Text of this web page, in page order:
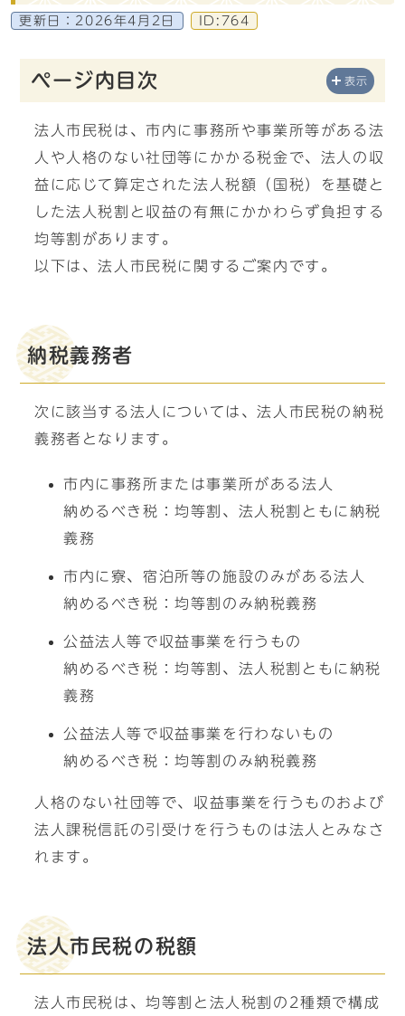
更新日： 2026年4月2日 ID:764
ページ内目次 表示
法人市民税は、市内に事務所や事業所等がある法
人や人格のない社団等にかかる税金で、法人の収
益に応じて算定された法人税額（国税）を基礎と
した法人税割と収益の有無にかかわらず負担する
均等割があります。
以下は、法人市民税に関するご案内です。
納税義務者
次に該当する法人については、法人市民税の納税
義務者となります。
市内に事務所または事業所がある法人
納めるべき税：均等割、法人税割ともに納税
義務
市内に寮、宿泊所等の施設のみがある法人
納めるべき税：均等割のみ納税義務
公益法人等で収益事業を行うもの
納めるべき税：均等割、法人税割ともに納税
義務
公益法人等で収益事業を行わないもの
納めるべき税：均等割のみ納税義務
人格のない社団等で、収益事業を行うものおよび
法人課税信託の引受けを行うものは法人とみなさ
れます。
法人市民税の税額
法人市民税は、均等割と法人税割の2種類で構成